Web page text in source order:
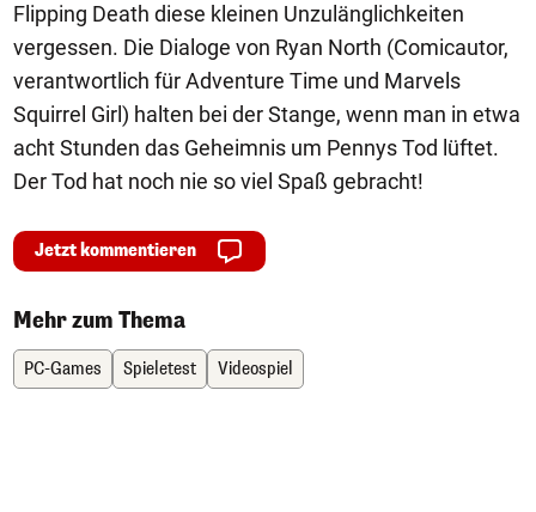
Flipping Death diese kleinen Unzulänglichkeiten
vergessen. Die Dialoge von Ryan North (Comicautor,
verantwortlich für Adventure Time und Marvels
Squirrel Girl) halten bei der Stange, wenn man in etwa
acht Stunden das Geheimnis um Pennys Tod lüftet.
Der Tod hat noch nie so viel Spaß gebracht!
Jetzt kommentieren
Mehr zum Thema
PC-Games Spieletest Videospiel